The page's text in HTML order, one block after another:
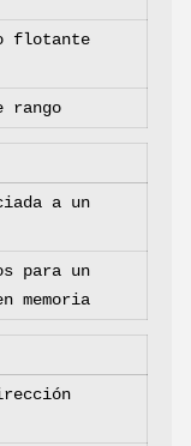
flotante
rango
a un
para un
memoria